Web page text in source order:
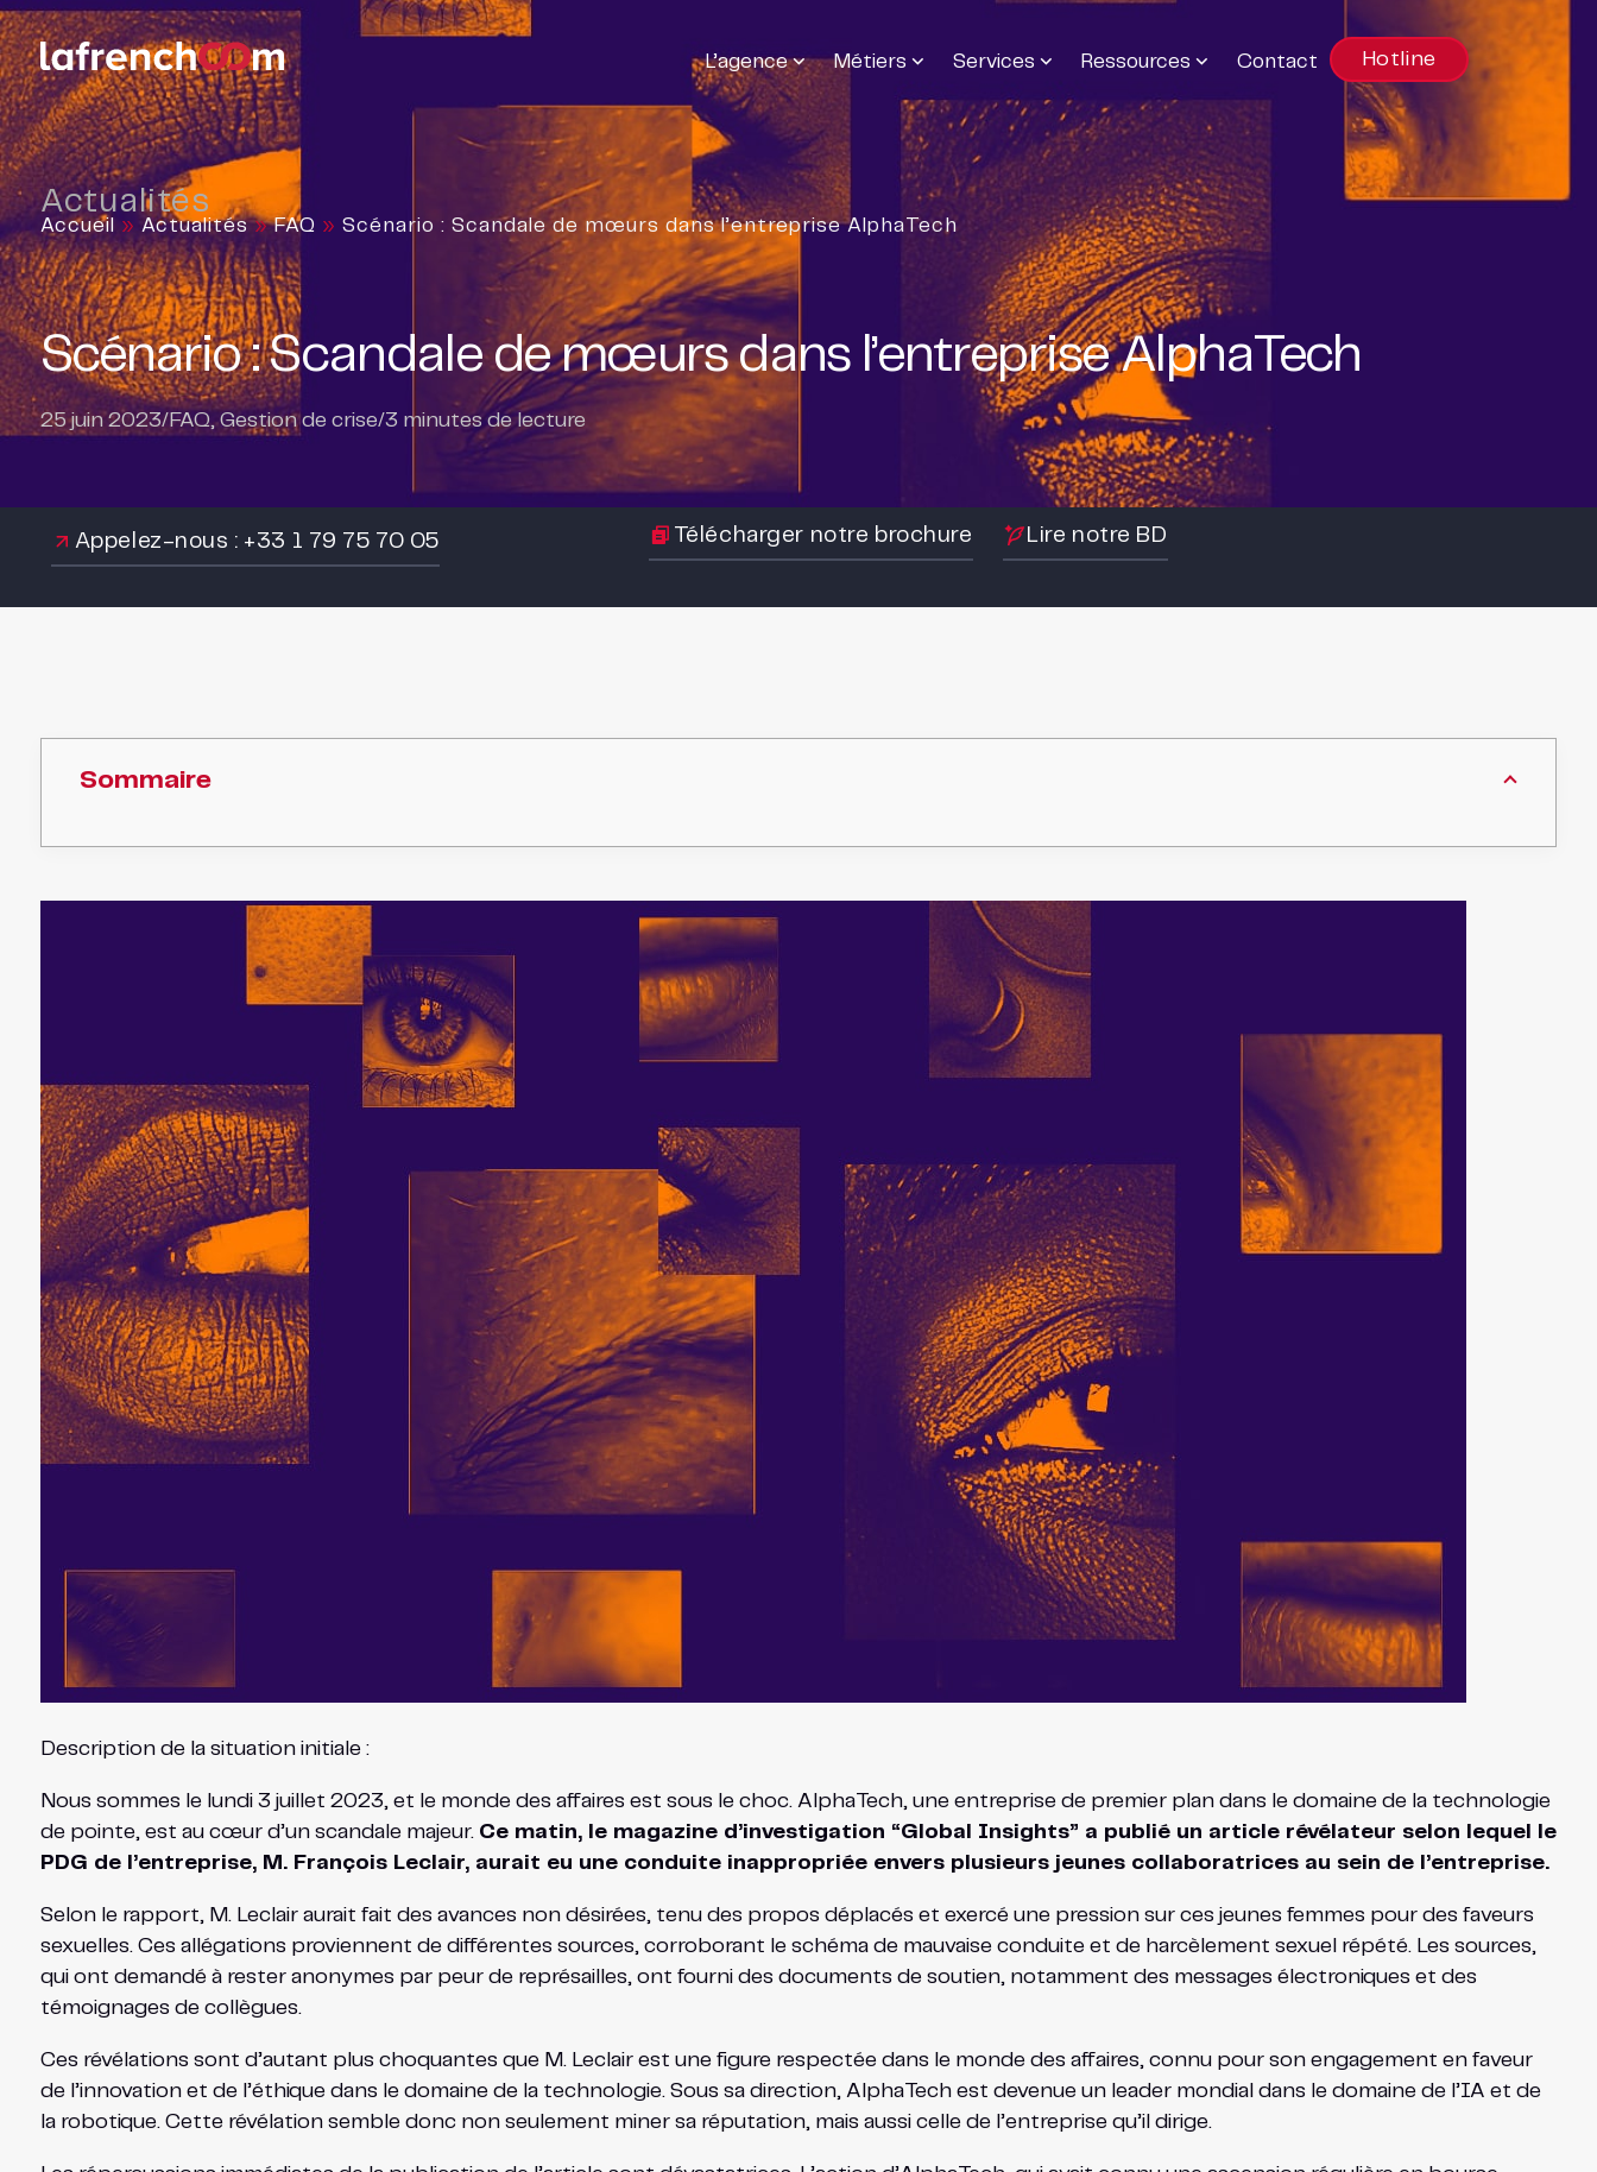
L’agence Métiers Services Ressources Contact Hotline
Actualités
Accueil » Actualités»FAQ » Scénario : Scandale de mœurs dans l’entreprise AlphaTech
Scénario : Scandale de mœurs dans l’entreprise AlphaTech
25 juin 2023/FAQ,Gestion de crise/3 minutes de lecture
Appelez-nous : +33 1 79 75 70 05 Télécharger notre brochure Lire notre BD
Sommaire
Description de la situation initiale :
Nous sommes le lundi 3 juillet 2023, et le monde des affaires est sous le choc. AlphaTech, une entreprise de premier plan dans le domaine de la technologie
de pointe, est au cœur d’un scandale majeur. Ce matin, le magazine d’investigation “Global Insights” a publié un article révélateur selon lequel le
PDG de l’entreprise, M. François Leclair, aurait eu une conduite inappropriée envers plusieurs jeunes collaboratrices au sein de l’entreprise.
Selon le rapport, M. Leclair aurait fait des avances non désirées, tenu des propos déplacés et exercé une pression sur ces jeunes femmes pour des faveurs
sexuelles. Ces allégations proviennent de différentes sources, corroborant le schéma de mauvaise conduite et de harcèlement sexuel répété. Les sources,
qui ont demandé à rester anonymes par peur de représailles, ont fourni des documents de soutien, notamment des messages électroniques et des
témoignages de collègues.
Ces révélations sont d’autant plus choquantes que M. Leclair est une figure respectée dans le monde des affaires, connu pour son engagement en faveur
de l’innovation et de l’éthique dans le domaine de la technologie. Sous sa direction, AlphaTech est devenue un leader mondial dans le domaine de l’IA et de
la robotique. Cette révélation semble donc non seulement miner sa réputation, mais aussi celle de l’entreprise qu’il dirige.